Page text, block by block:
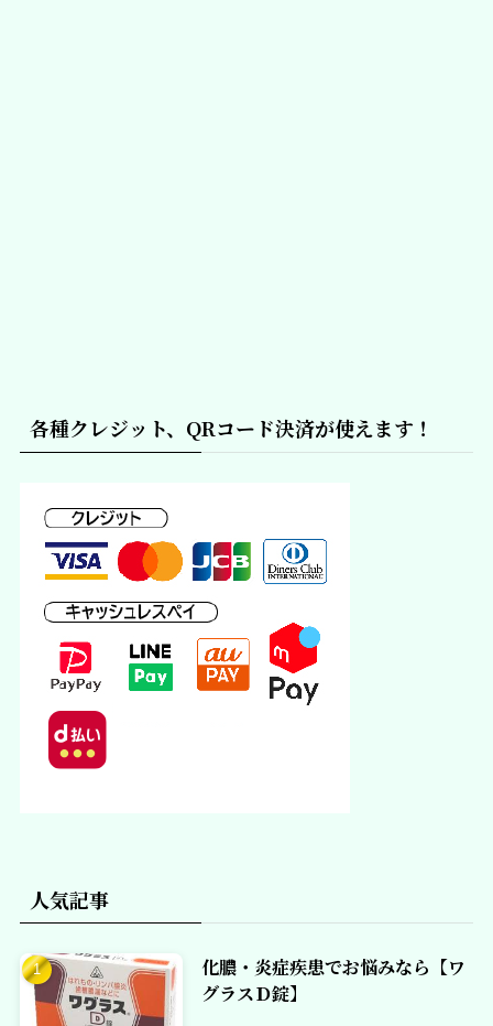
各種クレジット、QRコード決済が使えます！
人気記事
化膿・炎症疾患でお悩みなら【ワ
グラスＤ錠】